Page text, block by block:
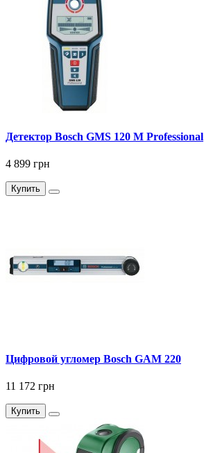
Детектор Bosch GMS 120 M Professional
4 899 грн
Купить
Цифровой угломер Bosch GAM 220
11 172 грн
Купить